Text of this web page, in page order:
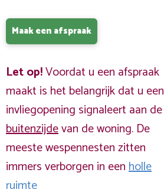
Maak een afspraak
Let op!Voordat u een afspraak
maakt is het belangrijk dat u een
invliegopening signaleert aan de
buitenzijdevan de woning. De
meeste wespennesten zitten
immers verborgen in eenholle